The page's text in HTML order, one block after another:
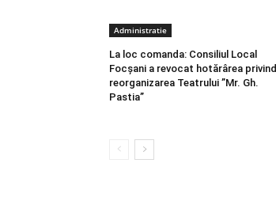
Administratie
La loc comanda: Consiliul Local
Focșani a revocat hotărârea privind
reorganizarea Teatrului ”Mr. Gh.
Pastia”